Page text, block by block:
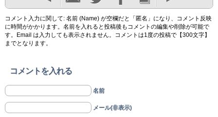
コメント入力に関して: 名前 (Name) が空欄だと「匿名」になり、コメント反映
に時間がかかります。名前を入れると投稿後もコメントの編集や削除が可能で
す。Email は入力しても表示されません。コメントは1度の投稿で【300文字】
までとなります。
コメントを入れる
名前
メール(非表示)